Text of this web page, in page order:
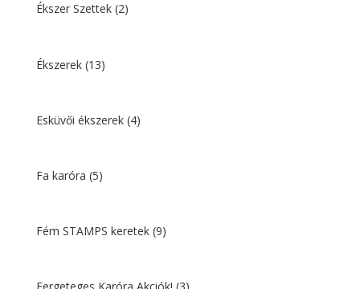
Ékszer Szettek (2)
Ékszerek (13)
Esküvői ékszerek (4)
Fa karóra (5)
Fém STAMPS keretek (9)